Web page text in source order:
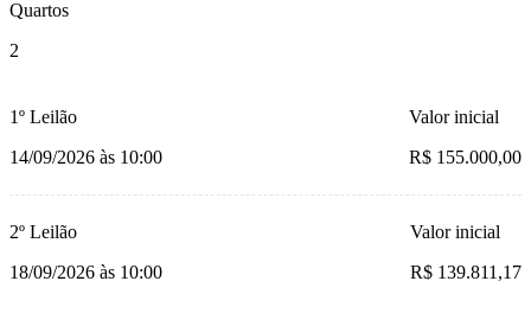
Quartos
2
1º Leilão
14/09/2026 às 10:00
Valor inicial
R$ 155.000,00
2º Leilão
18/09/2026 às 10:00
Valor inicial
R$ 139.811,17